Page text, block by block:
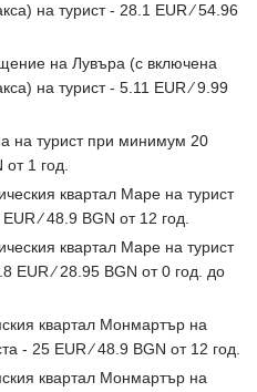
на турист - 28.1 EUR ∕ 54.96
на Лувъра (с включена
на турист - 5.11 EUR ∕ 9.99
на турист при минимум 20
1 год.
квартал Маре на турист
∕ 48.9 BGN от 12 год.
квартал Маре на турист
EUR ∕ 28.95 BGN от 0 год. до
квартал Монмартър на
- 25 EUR ∕ 48.9 BGN от 12 год.
квартал Монмартър на